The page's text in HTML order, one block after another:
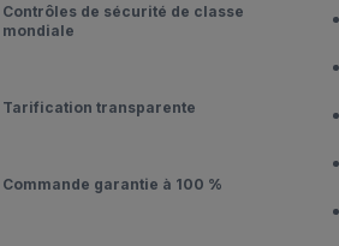
Contrôles de sécurité de classe
mondiale
Tarification transparente
Commande garantie à 100 %